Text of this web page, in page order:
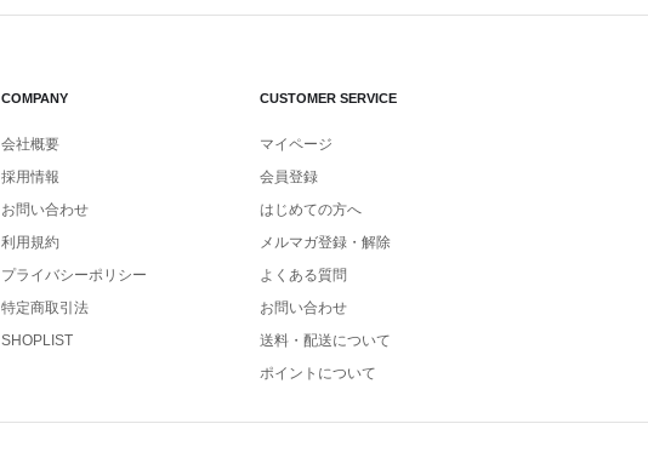
COMPANY
会社概要
採用情報
お問い合わせ
利用規約
プライバシーポリシー
特定商取引法
SHOPLIST
CUSTOMER SERVICE
マイページ
会員登録
はじめての方へ
メルマガ登録・解除
よくある質問
お問い合わせ
送料・配送について
ポイントについて